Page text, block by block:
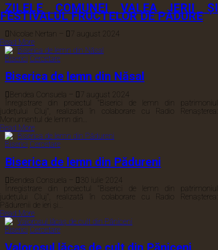
ZILELE COMUNEI VALEA IERII ȘI
FESTIVALUL FRUCTELOR DE PĂDURE
Nicolae Nertan
7 august 2024
Read More
Biserici Cercetare
Biserica de lemn din Năsal
Bendea Consuela
7 august 2024
Înregistrare din proiectul "Biserici de lemn din patrimoniul
județului Cluj", realizată în colaborare cu Radio Renașterea:
Monumentul de lemn din...
Read More
Biserici Cercetare
Biserica de lemn din Pădureni
Bendea Consuela
30 iulie 2024
Înregistrare din proiectul "Biserici de lemn din patrimoniul
județului Cluj", realizată în colaborare cu Radio Renașterea:
Pădurenii de ieri și...
Read More
Biserici Cercetare